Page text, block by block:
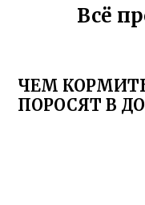
Всё
ЧЕМ
ПОРОСЯТ В